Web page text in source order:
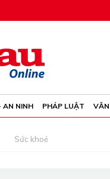
AN NINH PHÁP LUẬT
Sức khoẻ